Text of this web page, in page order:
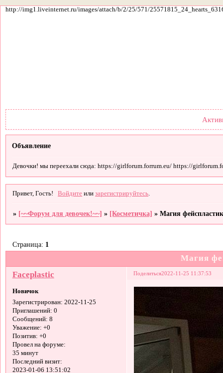
http://img1.liveinternet.ru/images/attach/b/2/25/571/
Объявление
Девочки! мы переехали сюда: https://girlforum.forrum.eu/ https://
Привет, Гость! Войдите илизарегистрируйтесь
» [~~Форум для девочек!~~] » [Косметичка] »Магия
Магия
Страница: 1
Поделиться2022-11-25 11:37:53
Faceplastic
Новичок
Зарегистрирован: 2022-11-25
Приглашений: 0
Сообщений: 8
Уважение: +0
Позитив: +0
Провел на форуме:
35 минут
Последний визит:
2023-01-06 13:51:02